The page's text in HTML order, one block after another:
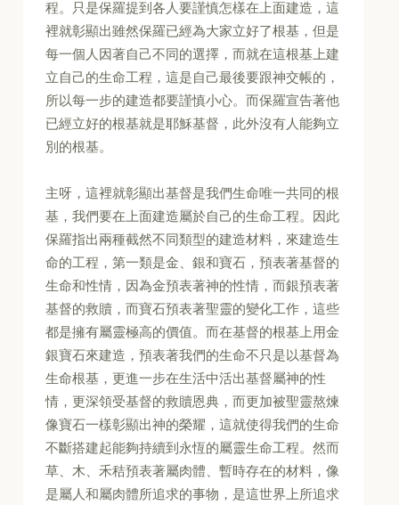
程。只是保羅提到各人要謹慎怎樣在上面建造，這
裡就彰顯出雖然保羅已經為大家立好了根基，但是
每一個人因著自己不同的選擇，而就在這根基上建
立自己的生命工程，這是自己最後要跟神交帳的，
所以每一步的建造都要謹慎小心。而保羅宣告著他
已經立好的根基就是耶穌基督，此外沒有人能夠立
別的根基。
主呀，這裡就彰顯出基督是我們生命唯一共同的根
基，我們要在上面建造屬於自己的生命工程。因此
保羅指出兩種截然不同類型的建造材料，來建造生
命的工程，第一類是金、銀和寶石，預表著基督的
生命和性情，因為金預表著神的性情，而銀預表著
基督的救贖，而寶石預表著聖靈的變化工作，這些
都是擁有屬靈極高的價值。而在基督的根基上用金
銀寶石來建造，預表著我們的生命不只是以基督為
生命根基，更進一步在生活中活出基督屬神的性
情，更深領受基督的救贖恩典，而更加被聖靈熬煉
像寶石一樣彰顯出神的榮耀，這就使得我們的生命
不斷搭建起能夠持續到永恆的屬靈生命工程。然而
草、木、禾秸預表著屬肉體、暫時存在的材料，像
是屬人和屬肉體所追求的事物，是這世界上所追求